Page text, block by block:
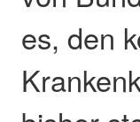
es, den